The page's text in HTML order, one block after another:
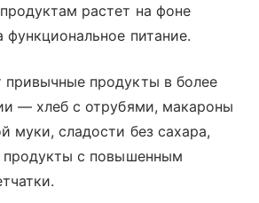
растет на фоне
питание.
привычные продукты в более
— хлеб с отрубями, макароны
муки, сладости без сахара,
продукты с повышенным